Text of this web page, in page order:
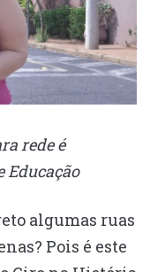
rede é
Educação
algumas ruas
Pois é este